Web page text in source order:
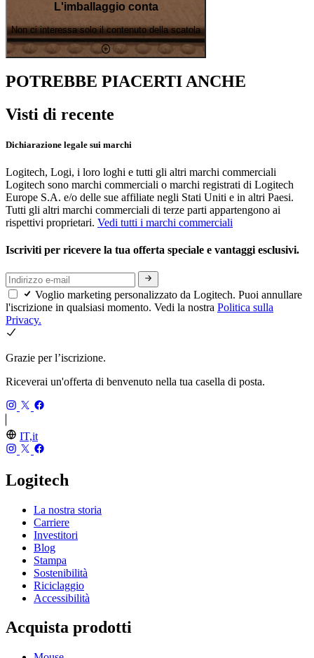
L'imballaggio conta
Non ci interessa solo il contenuto della scatola
POTREBBE PIACERTI ANCHE
Visti di recente
Dichiarazione legale sui marchi
Logitech, Logi, i loro loghi e tutti gli altri marchi commerciali
Logitech sono marchi commerciali o marchi registrati di Logitech
Europe S.A. e/o delle sue affiliate negli Stati Uniti e in altri Paesi.
Tutti gli altri marchi commerciali di terze parti appartengono ai
rispettivi proprietari. Vedi tutti i marchi commerciali
Iscriviti per ricevere la tua offerta speciale e vantaggi esclusivi.
Voglio marketing personalizzato da Logitech. Puoi annullare
l'iscrizione in qualsiasi momento. Vedi la nostra Politica sulla
Privacy.
Grazie per l’iscrizione.
Riceverai un'offerta di benvenuto nella tua casella di posta.
IT,it
Logitech
La nostra storia
Carriere
Investitori
Blog
Stampa
Sostenibilità
Riciclaggio
Accessibilità
Acquista prodotti